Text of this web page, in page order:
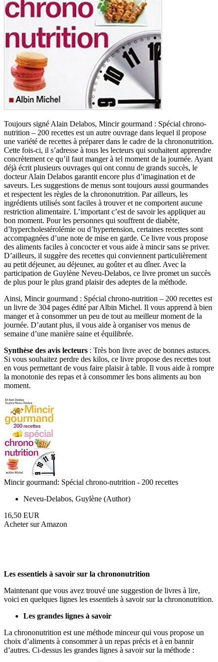
Toujours signé Alain Delabos, Mincir gourmand : Spécial chrono-
nutrition – 200 recettes est un autre ouvrage dans lequel il propose
une variété de recettes à préparer dans le cadre de la chrononutrition.
Cette fois-ci, il s’adresse à tous les lecteurs qui souhaitent apprendre
concrètement ce qu’il faut manger à tel moment de la journée. Ayant
déjà écrit plusieurs ouvrages qui ont connu de grands succès, le
docteur Alain Delabos garantit encore plus d’imagination et de
saveurs. Les suggestions de menus sont toujours aussi gourmandes
et respectent les règles de la chrononutrition. Par ailleurs, les
ingrédients utilisés sont faciles à trouver et ne comportent aucune
restriction alimentaire. L’important c’est de savoir les appliquer au
bon moment. Pour les personnes qui souffrent de diabète,
d’hypercholestérolémie ou d’hypertension, certaines recettes sont
accompagnées d’une note de mise en garde. Ce livre vous propose
des aliments faciles à concocter et vous aide à mincir sans se priver.
D’ailleurs, il suggère des recettes qui conviennent particulièrement
au petit déjeuner, au déjeuner, au goûter et au dîner. Avec la
participation de Guylène Neveu-Delabos, ce livre promet un succès
de plus pour le plus grand plaisir des adeptes de la méthode.
Ainsi, Mincir gourmand : Spécial chrono-nutrition – 200 recettes est
un livre de 304 pages édité par Albin Michel. Il vous apprend à bien
manger et à consommer un peu de tout au meilleur moment de la
journée. D’autant plus, il vous aide à organiser vos menus de
semaine d’une manière saine et équilibrée.
Synthèse des avis lecteurs : Très bon livre avec de bonnes astuces.
Si vous souhaitez perdre des kilos, ce livre propose des recettes tout
en vous permettant de vous faire plaisir à table. Il vous aide à rompre
la monotonie des repas et à consommer les bons aliments au bon
moment.
Mincir gourmand: Spécial chrono-nutrition - 200 recettes
Neveu-Delabos, Guylène (Author)
16,50 EUR
Acheter sur Amazon
Les essentiels à savoir sur la chrononutrition
Maintenant que vous avez trouvé une suggestion de livres à lire,
voici en quelques lignes les essentiels à savoir sur la chrononutrition.
Les grandes lignes à savoir
La chrononutrition est une méthode minceur qui vous propose un
choix d’aliments à consommer à un repas précis et à en bannir
d’autres. Ci-dessus les grandes lignes à savoir sur la méthode :